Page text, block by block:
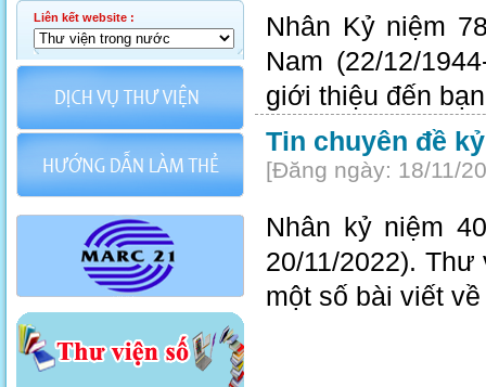
Liên kết website :
Nhân Kỷ niệm
Nam (22/12/
giới thiệu đến
Tin chuyên đề
[Đăng ngày: 18/11/
Nhân kỷ niệm
20/11/2022).
một số bài viết